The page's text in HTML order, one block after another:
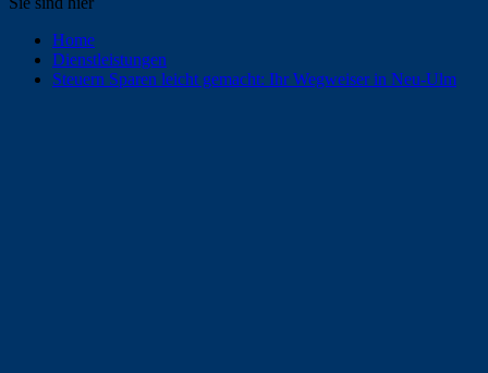
Home
Dienstleistungen
Steuern Sparen leicht gemacht: Ihr Wegweiser in Neu-Ulm